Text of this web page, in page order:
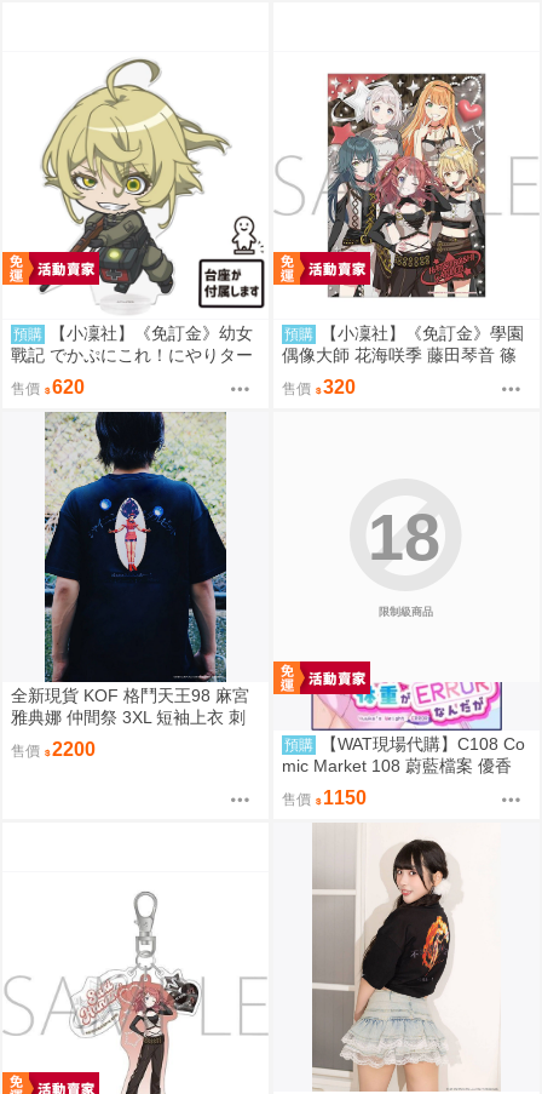
預購
【小凜社】《免訂金》幼女
戰記 でかぷにこれ！にやりター
ニャ 譚雅 壓克力立牌
售價 620
預購
【小凜社】《免訂金》學園
偶像大師 花海咲季 藤田琴音 篠
澤廣 ECLIPSE LIGHT A3海報
售價 320
全新現貨 KOF 格鬥天王98 麻宮
雅典娜 仲間祭 3XL 短袖上衣 刺
繡 限定聯名
售價 2200
限制級商品
18
預購
【WAT現場代購】C108 Co
mic Market 108 蔚藍檔案 優香
ユウカの体重がERRORなんだが
售價 1150